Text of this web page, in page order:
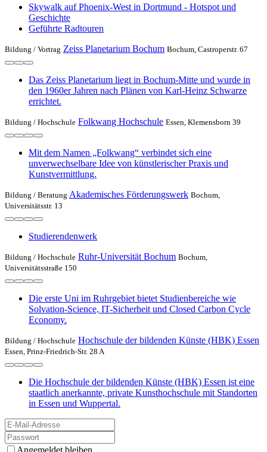
Skywalk auf Phoenix-West in Dortmund - Hotspot und
Geschichte
Geführte Radtouren
Bildung / Vortrag Zeiss Planetarium Bochum Bochum, Castroperstr. 67
Das Zeiss Planetarium liegt in Bochum-Mitte und wurde in
den 1960er Jahren nach Plänen von Karl-Heinz Schwarze
errichtet.
Bildung / Hochschule Folkwang Hochschule Essen, Klemensborn 39
Mit dem Namen „Folkwang“ verbindet sich eine
unverwechselbare Idee von künstlerischer Praxis und
Kunstvermittlung.
Bildung / Beratung Akademisches Förderungswerk Bochum,
Universitätsstr. 13
Studierendenwerk
Bildung / Hochschule Ruhr-Universität Bochum Bochum,
Universitätsstraße 150
Die erste Uni im Ruhrgebiet bietet Studienbereiche wie
Solvation-Science, IT-Sicherheit und Closed Carbon Cycle
Economy.
Bildung / Hochschule Hochschule der bildenden Künste (HBK) Essen
Essen, Prinz-Friedrich-Str. 28 A
Die Hochschule der bildenden Künste (HBK) Essen ist eine
staatlich anerkannte, private Kunsthochschule mit Standorten
in Essen und Wuppertal.